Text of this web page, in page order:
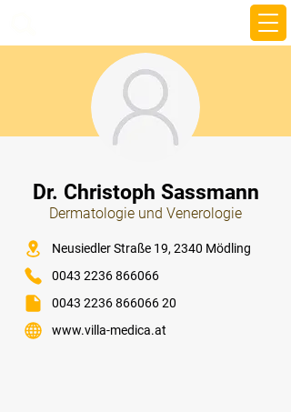
Dr. Christoph Sassmann
Dermatologie und Venerologie
Neusiedler Straße 19, 2340 Mödling
0043 2236 866066
0043 2236 866066 20
www.villa-medica.at